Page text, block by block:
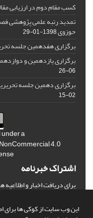
این وب سایت از کوکی ها برای
کسب مقام دوم در ارزیابی
تمدید رتبه علمی پژوهشی
حوزوی1398-01-29
برگزاری هفدهمین جلسه
برگزاری یازدهمین و
06-26
برگزاری دهمین جلسه
02-15
a
4.0
اشتراک خبرنامه
برای دریافت اخبار و